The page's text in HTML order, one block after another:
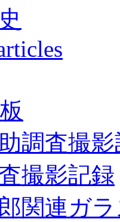
調査撮
撮影記録
関連ガ